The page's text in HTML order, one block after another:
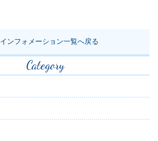
インフォメーション一覧へ戻る
Category